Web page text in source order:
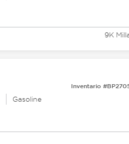
9K
Inventario
Gasoline